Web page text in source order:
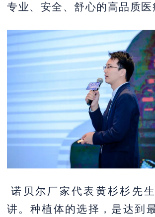
专业、安全、舒心的高品质医
诺贝尔厂家代表黄杉杉先
讲。种植体的选择， 是达到